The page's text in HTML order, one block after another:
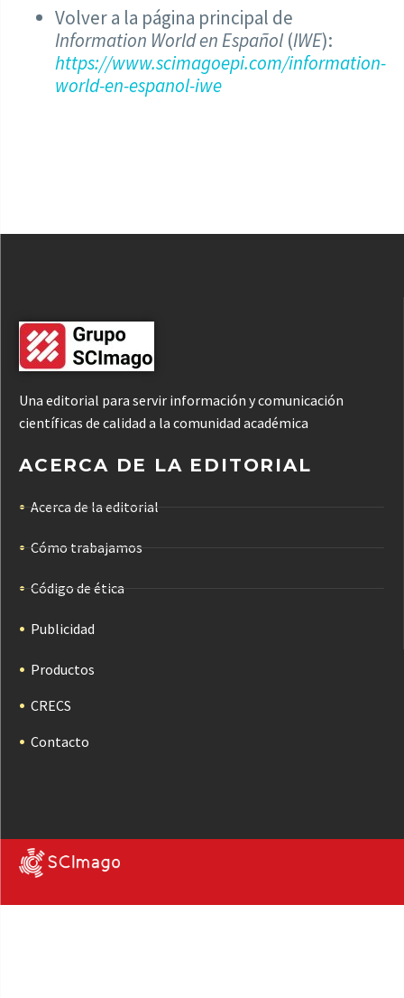
Volver a la página principal de
Information World en Español (IWE):
https://www.scimagoepi.com/information-
world-en-espanol-iwe
Una editorial para servir información y comunicación
científicas de calidad a la comunidad académica
ACERCA DE LA EDITORIAL
Acerca de la editorial
Cómo trabajamos
Código de ética
Publicidad
Productos
CRECS
Contacto